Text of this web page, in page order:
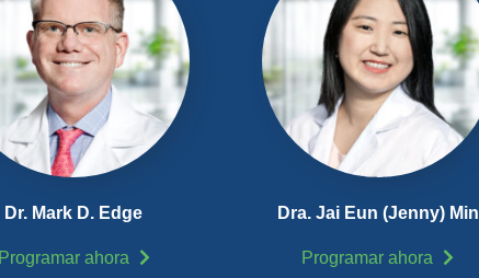
Dr. Mark D. Edge
Programar ahora
Dra. Jai Eun (Jenny) Min
Programar ahora